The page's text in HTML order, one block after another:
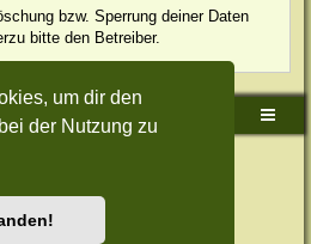
um dir den
der Nutzung zu
bzw. Sperrung deiner Daten
bitte den Betreiber.
Foren-Übersicht
© phpBB Limited
phpBB-Style-Design